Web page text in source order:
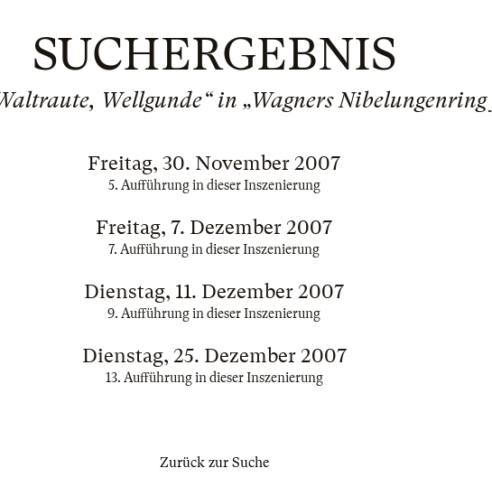
SUCHERGEBNIS
Wellgunde“ in „Wagners
Freitag, 30. November 2007
5. Aufführung in dieser Inszenierung
Freitag, 7. Dezember 2007
7. Aufführung in dieser Inszenierung
Dienstag, 11. Dezember 2007
9. Aufführung in dieser Inszenierung
Dienstag, 25. Dezember 2007
13. Aufführung in dieser Inszenierung
Zurück zur Suche